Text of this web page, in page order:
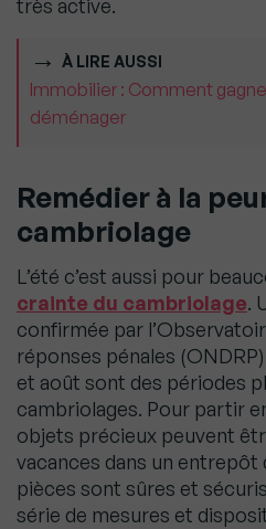
très active.
À LIRE AUSSI
Immobilier : Comment
déménager
Remédier à la
cambriolage
L’été c’est aussi pour
crainte du cambriolage.
confirmée par
réponses pénales
et août sont des périodes
cambriolages. Pour partir
objets précieux peuvent
vacances dans un entrepôt
pièces sont sûres et
série de mesures et